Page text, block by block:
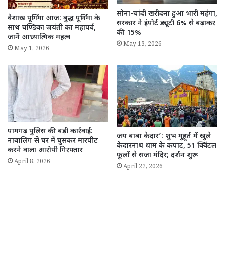
वैशाख पूर्णिमा आज: बुद्ध पूर्णिमा के
साथ चण्डिका जयंती का महापर्व,
जानें आध्यात्मिक महत्व
May 1, 2026
सोना-चांदी खरीदना हुआ भारी महंगा,
सरकार ने इंपोर्ट ड्यूटी 6% से बढ़ाकर
की 15%
May 13, 2026
पामगढ़ पुलिस की बड़ी कार्रवाई:
नाबालिग से घर में घुसकर मारपीट
करने वाला आरोपी गिरफ्तार
April 8, 2026
जय बाबा केदार’: शुभ मुहूर्त में खुले
केदारनाथ धाम के कपाट, 51 क्विंटल
फूलों से सजा मंदिर; दर्शन शुरू
April 22, 2026